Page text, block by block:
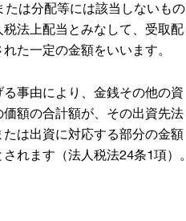
は分配等には該当しないもの
法上配当とみなして、受取配
た一定の金額をいいます。
事由により、金銭その他の資
額の合計額が、その出資先法
は出資に対応する部分の金額
れます（法人税法24条1項）。